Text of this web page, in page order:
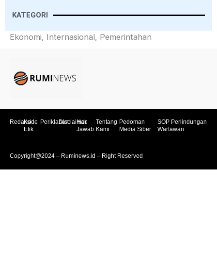
KATEGORI
Ekonomi, Internasional, Pemerintahan
RedaksiKode
Etik
PeriklananDisclaimer
Hak
Jawab
Tentang
Kami
Pedoman
Media Siber
SOP Perlindungan
Wartawan
Copyright@2024 – Ruminews.id – Right Reserved